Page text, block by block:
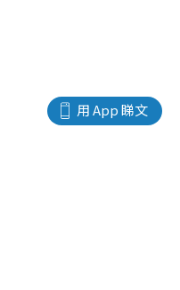
用 App 睇文